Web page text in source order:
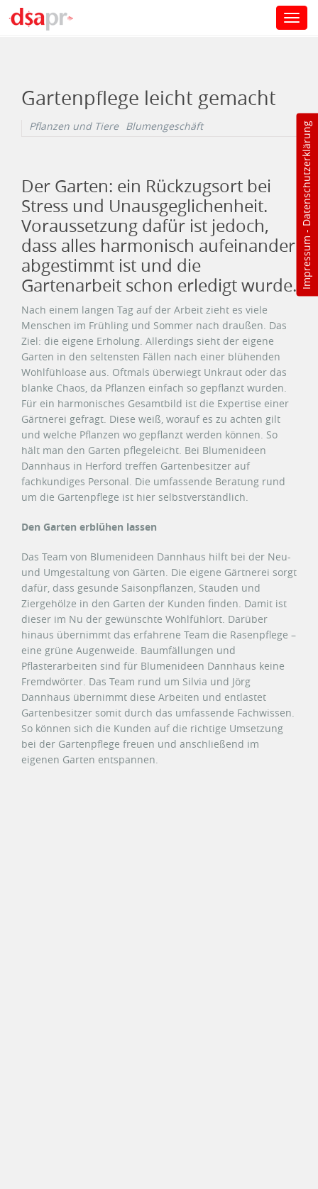
Impressum
-
Datenschutzerklärung
Gartenpflege leicht gemacht
Pflanzen und Tiere Blumengeschäft
Der Garten: ein Rückzugsort bei
Stress und Unausgeglichenheit.
Voraussetzung dafür ist jedoch,
dass alles harmonisch aufeinander
abgestimmt ist und die
Gartenarbeit schon erledigt wurde.
Nach einem langen Tag auf der Arbeit zieht es viele
Menschen im Frühling und Sommer nach draußen. Das
Ziel: die eigene Erholung. Allerdings sieht der eigene
Garten in den seltensten Fällen nach einer blühenden
Wohlfühloase aus. Oftmals überwiegt Unkraut oder das
blanke Chaos, da Pflanzen einfach so gepflanzt wurden.
Für ein harmonisches Gesamtbild ist die Expertise einer
Gärtnerei gefragt. Diese weiß, worauf es zu achten gilt
und welche Pflanzen wo gepflanzt werden können. So
hält man den Garten pflegeleicht. Bei Blumenideen
Dannhaus in Herford treffen Gartenbesitzer auf
fachkundiges Personal. Die umfassende Beratung rund
um die Gartenpflege ist hier selbstverständlich.
Den Garten erblühen lassen
Das Team von Blumenideen Dannhaus hilft bei der Neu-
und Umgestaltung von Gärten. Die eigene Gärtnerei sorgt
dafür, dass gesunde Saisonpflanzen, Stauden und
Ziergehölze in den Garten der Kunden finden. Damit ist
dieser im Nu der gewünschte Wohlfühlort. Darüber
hinaus übernimmt das erfahrene Team die Rasenpflege –
eine grüne Augenweide. Baumfällungen und
Pflasterarbeiten sind für Blumenideen Dannhaus keine
Fremdwörter. Das Team rund um Silvia und Jörg
Dannhaus übernimmt diese Arbeiten und entlastet
Gartenbesitzer somit durch das umfassende Fachwissen.
So können sich die Kunden auf die richtige Umsetzung
bei der Gartenpflege freuen und anschließend im
eigenen Garten entspannen.